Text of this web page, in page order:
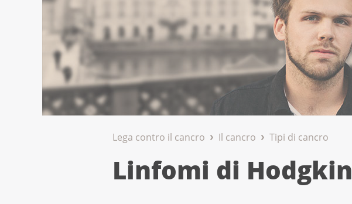
Lega contro il cancro Il cancro Tipi di cancro
Linfomi di Hodgkin